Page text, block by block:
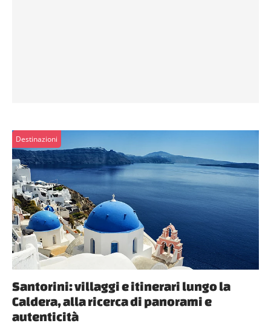
Destinazioni
Santorini: villaggi e itinerari lungo la
Caldera, alla ricerca di panorami e
autenticità